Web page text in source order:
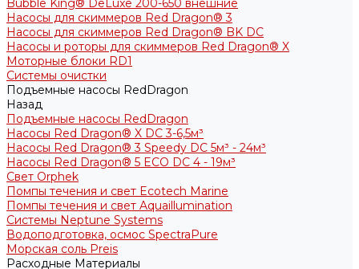
Bubble King® DeLuxe 200-650 внешние
Насосы для скиммеров Red Dragon® 3
Насосы для скиммеров Red Dragon® BK DC
Насосы и роторы для скиммеров Red Dragon® X
Моторные блоки RD1
Системы очистки
Подъемные насосы RedDragon
Назад
Подъемные насосы RedDragon
Насосы Red Dragon® X DC 3-6,5м³
Насосы Red Dragon® 3 Speedy DC 5м³ - 24м³
Насосы Red Dragon® 5 ECO DC 4 - 19м³
Свет Orphek
Помпы течения и свет Ecotech Marine
Помпы течения и свет Aquaillumination
Системы Neptune Systems
Водоподготовка, осмос SpectraPure
Морская соль Preis
Расходные Материалы